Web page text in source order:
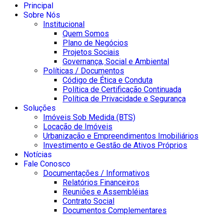
Principal
Sobre Nós
Institucional
Quem Somos
Plano de Negócios
Projetos Sociais
Governança, Social e Ambiental
Políticas / Documentos
Código de Ética e Conduta
Política de Certificação Continuada
Política de Privacidade e Segurança
Soluções
Imóveis Sob Medida (BTS)
Locação de Imóveis
Urbanização e Empreendimentos Imobiliários
Investimento e Gestão de Ativos Próprios
Notícias
Fale Conosco
Documentações / Informativos
Relatórios Financeiros
Reuniões e Assembléias
Contrato Social
Documentos Complementares